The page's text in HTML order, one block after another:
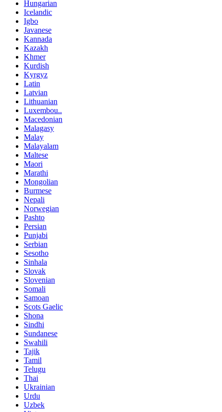
Hungarian
Icelandic
Igbo
Javanese
Kannada
Kazakh
Khmer
Kurdish
Kyrgyz
Latin
Latvian
Lithuanian
Luxembou..
Macedonian
Malagasy
Malay
Malayalam
Maltese
Maori
Marathi
Mongolian
Burmese
Nepali
Norwegian
Pashto
Persian
Punjabi
Serbian
Sesotho
Sinhala
Slovak
Slovenian
Somali
Samoan
Scots Gaelic
Shona
Sindhi
Sundanese
Swahili
Tajik
Tamil
Telugu
Thai
Ukrainian
Urdu
Uzbek